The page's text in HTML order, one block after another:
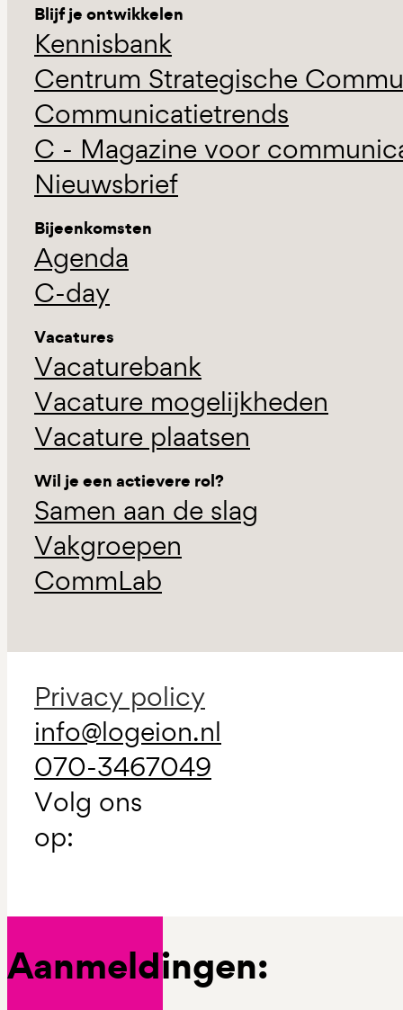
Blijf je ontwikkelen
Kennisbank
Centrum Strategische
Communicatietrends
C - Magazine voor
Nieuwsbrief
Bijeenkomsten
Agenda
C-day
Vacatures
Vacaturebank
Vacature mogelijkheden
Vacature plaatsen
Wil je een actievere rol?
Samen aan de slag
Vakgroepen
CommLab
Privacy policy
info@logeion.nl
070-3467049
Volg ons
op:
Aanmeldingen: